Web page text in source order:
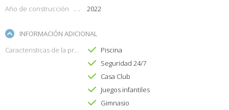
Año de construcción
2022
INFORMACIÓN ADICIONAL
Caracteristicas de la propiedad
Piscina
Seguridad 24/7
Casa Club
Juegos infantiles
Gimnasio